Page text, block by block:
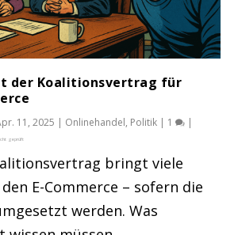
der Koalitionsvertrag für
11, 2025 | Onlinehandel, Politik | 1 |
bringt viele
E-Commerce – sofern die
werden. Was